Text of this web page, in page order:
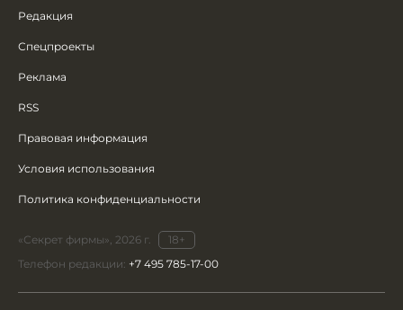
Редакция
Спецпроекты
Реклама
RSS
Правовая информация
Условия использования
Политика конфиденциальности
«Секрет фирмы», 2026 г.
18+
Телефон редакции: +7 495 785-17-00